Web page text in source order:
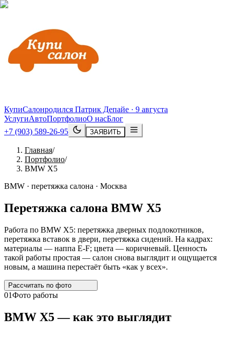
КупиСалонродился Патрик Депайе · 9 августа
УслугиАвтоПортфолиоО насБлог
+7 (903) 589-26-95
ЗАЯВИТЬ
Главная/
Портфолио/
BMW X5
BMW · перетяжка салона · Москва
Перетяжка салона BMW X5
Работа по BMW X5: перетяжка дверных подлокотников,
перетяжка вставок в двери, перетяжка сидений. На кадрах:
материалы — наппа E-F; цвета — коричневый. Ценность
такой работы простая — салон снова выглядит и ощущается
новым, а машина перестаёт быть «как у всех».
Рассчитать по фото
01Фото работы
BMW X5— как это выглядит